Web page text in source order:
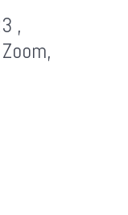
,